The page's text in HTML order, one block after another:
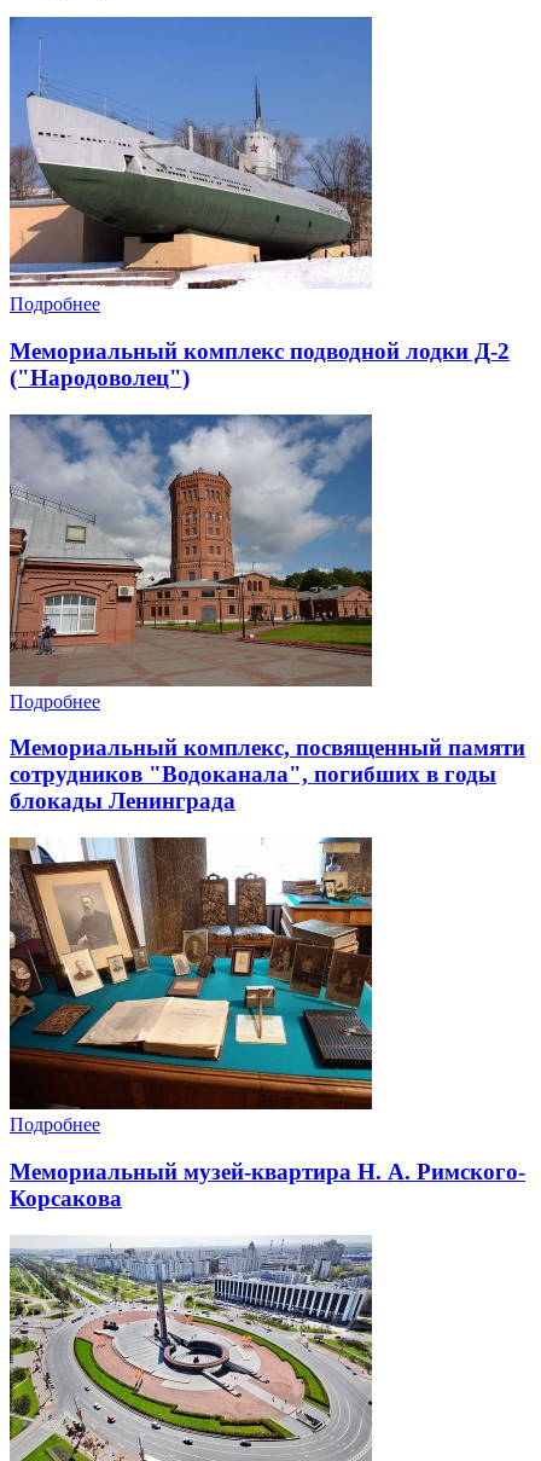
Подробнее
Мемориальный комплекс подводной лодки Д-2
("Народоволец")
Подробнее
Мемориальный комплекс, посвященный памяти
сотрудников "Водоканала", погибших в годы
блокады Ленинграда
Подробнее
Мемориальный музей-квартира Н. А. Римского-
Корсакова